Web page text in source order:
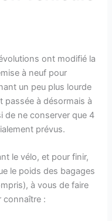
ont modifié la
à neuf pour
un peu plus lourde
passée à désormais à
de ne conserver que 4
prévus.
le vélo, et pour finir,
le poids des bagages
à vous de faire
connaître :